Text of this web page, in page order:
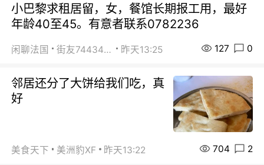
小巴黎求租居留，女，餐馆长期报工用，最好
年龄40至45。有意者联系0782236
闲聊法国 街友74434350 昨天13:25 127 0
邻居还分了大饼给我们吃，真
好
美食天下 美洲豹XF 昨天13:22 704 2